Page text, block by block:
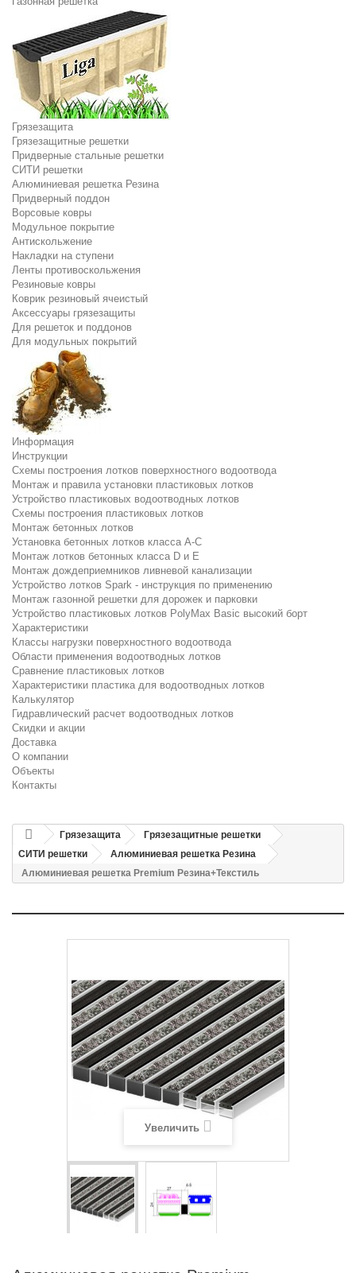
Грязезащита
Грязезащитные решетки
Придверные стальные решетки
СИТИ решетки
Алюминиевая решетка Резина
Придверный поддон
Ворсовые ковры
Модульное покрытие
Антискольжение
Накладки на ступени
Ленты противоскольжения
Резиновые ковры
Коврик резиновый ячеистый
Аксессуары грязезащиты
Для решеток и поддонов
Для модульных покрытий
Информация
Инструкции
Схемы построения лотков поверхностного водоотвода
Монтаж и правила установки пластиковых лотков
Устройство пластиковых водоотводных лотков
Схемы построения пластиковых лотков
Монтаж бетонных лотков
Установка бетонных лотков класса A-C
Монтаж лотков бетонных класса D и E
Монтаж дождеприемников ливневой канализации
Устройство лотков Spark - инструкция по применению
Монтаж газонной решетки для дорожек и парковки
Устройство пластиковых лотков PolyMax Basic высокий борт
Характеристики
Классы нагрузки поверхностного водоотвода
Области применения водоотводных лотков
Сравнение пластиковых лотков
Характеристики пластика для водоотводных лотков
Калькулятор
Гидравлический расчет водоотводных лотков
Скидки и акции
Доставка
О компании
Объекты
Контакты
Грязезащита
Грязезащитные решетки
СИТИ решетки
Алюминиевая решетка Резина
Алюминиевая решетка Premium Резина+Текстиль
Увеличить